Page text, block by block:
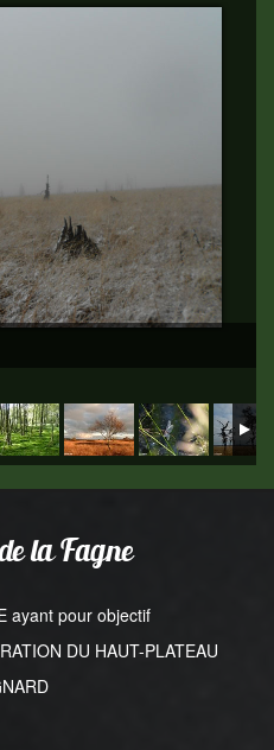
la Fagne
ayant pour objectif
DU HAUT-PLATEAU